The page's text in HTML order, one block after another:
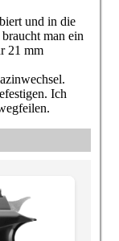
und in die
man ein
21 mm
Ich